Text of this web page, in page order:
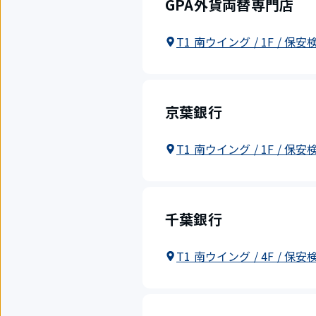
GPA外貨両替専門店
T1 南ウイング / 1F / 保安
京葉銀行
T1 南ウイング / 1F / 保安
千葉銀行
T1 南ウイング / 4F / 保安